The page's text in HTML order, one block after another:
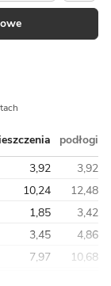
podłogi
3,92
3,92
10,24
12,48
1,85
3,42
3,45
4,86
7,97
10,68